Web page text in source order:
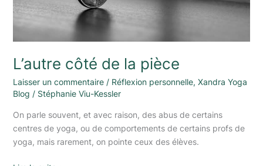
L’autre côté de la pièce
Laisser un commentaire / Réflexion personnelle, Xandra Yoga
Blog / Stéphanie Viu-Kessler
On parle souvent, et avec raison, des abus de certains
centres de yoga, ou de comportements de certains profs de
yoga, mais rarement, on pointe ceux des élèves.